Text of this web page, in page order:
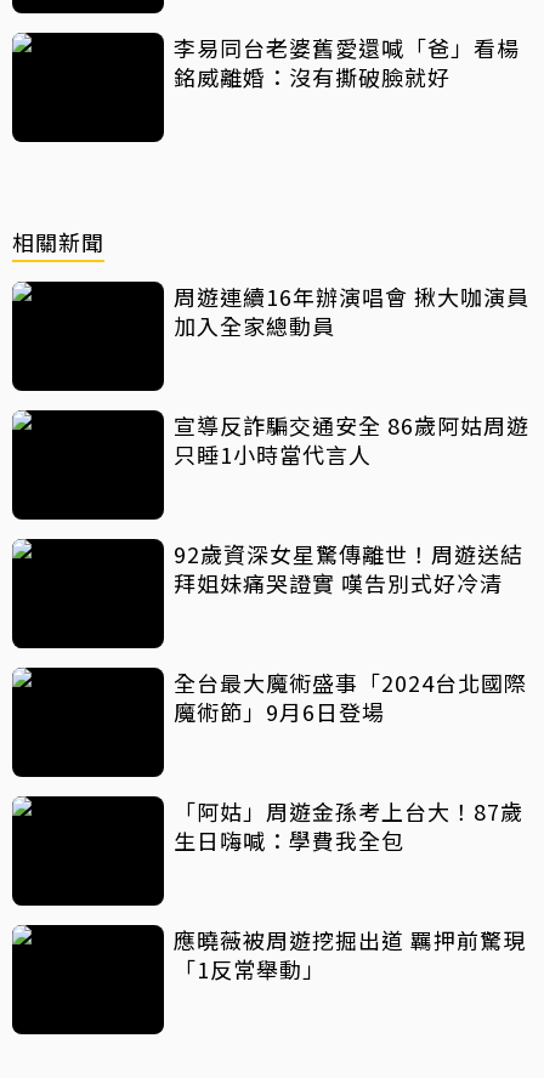
李易同台老婆舊愛還喊「爸」看楊
銘威離婚：沒有撕破臉就好
相關新聞
周遊連續16年辦演唱會 揪大咖演員
加入全家總動員
宣導反詐騙交通安全 86歲阿姑周遊
只睡1小時當代言人
92歲資深女星驚傳離世！周遊送結
拜姐妹痛哭證實 嘆告別式好冷清
全台最大魔術盛事「2024台北國際
魔術節」9月6日登場
「阿姑」周遊金孫考上台大！87歲
生日嗨喊：學費我全包
應曉薇被周遊挖掘出道 羈押前驚現
「1反常舉動」